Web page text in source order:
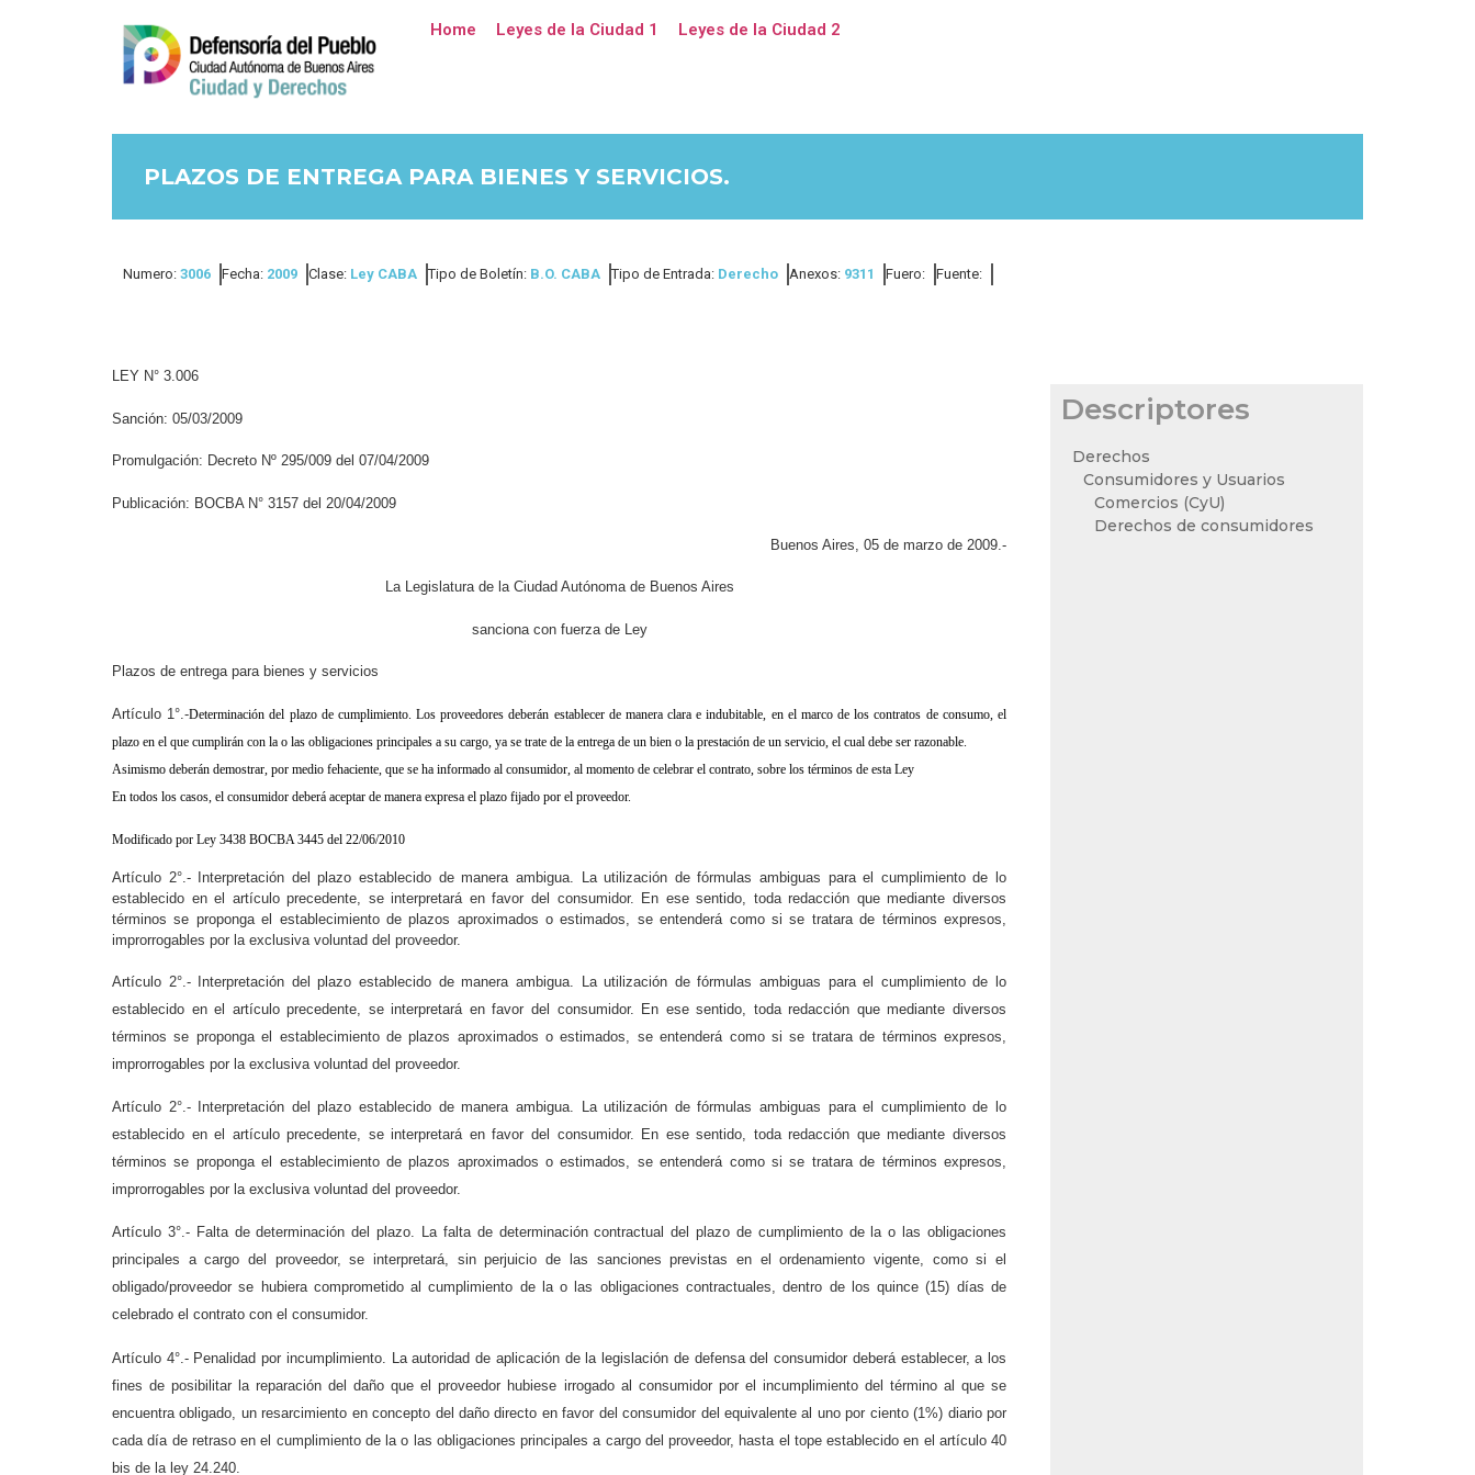
Home Leyes de la Ciudad 1 Leyes de la Ciudad 2
PLAZOS DE ENTREGA PARA BIENES Y SERVICIOS.
Numero: 3006 Fecha: 2009 Clase: Ley CABA Tipo de Boletín: B.O. CABA Tipo de Entrada: Derecho Anexos: 9311 Fuero: Fuente:
LEY N° 3.006
Sanción: 05/03/2009
Promulgación: Decreto Nº 295/009 del 07/04/2009
Publicación: BOCBA N° 3157 del 20/04/2009
Buenos Aires, 05 de marzo de 2009.-
La Legislatura de la Ciudad Autónoma de Buenos Aires
sanciona con fuerza de Ley
Plazos de entrega para bienes y servicios
Artículo 1°.-Determinación del plazo de cumplimiento. Los proveedores deberán establecer de manera clara e indubitable, en el marco de los contratos de consumo, el
plazo en el que cumplirán con la o las obligaciones principales a su cargo, ya se trate de la entrega de un bien o la prestación de un servicio, el cual debe ser razonable.
Asimismo deberán demostrar, por medio fehaciente, que se ha informado al consumidor, al momento de celebrar el contrato, sobre los términos de esta Ley
En todos los casos, el consumidor deberá aceptar de manera expresa el plazo fijado por el proveedor.
Modificado por Ley 3438 BOCBA 3445 del 22/06/2010
Artículo 2°.- Interpretación del plazo establecido de manera ambigua. La utilización de fórmulas ambiguas para el cumplimiento de lo
establecido en el artículo precedente, se interpretará en favor del consumidor. En ese sentido, toda redacción que mediante diversos
términos se proponga el establecimiento de plazos aproximados o estimados, se entenderá como si se tratara de términos expresos,
improrrogables por la exclusiva voluntad del proveedor.
Artículo 2°.- Interpretación del plazo establecido de manera ambigua. La utilización de fórmulas ambiguas para el cumplimiento de lo
establecido en el artículo precedente, se interpretará en favor del consumidor. En ese sentido, toda redacción que mediante diversos
términos se proponga el establecimiento de plazos aproximados o estimados, se entenderá como si se tratara de términos expresos,
improrrogables por la exclusiva voluntad del proveedor.
Artículo 2°.- Interpretación del plazo establecido de manera ambigua. La utilización de fórmulas ambiguas para el cumplimiento de lo
establecido en el artículo precedente, se interpretará en favor del consumidor. En ese sentido, toda redacción que mediante diversos
términos se proponga el establecimiento de plazos aproximados o estimados, se entenderá como si se tratara de términos expresos,
improrrogables por la exclusiva voluntad del proveedor.
Artículo 3°.- Falta de determinación del plazo. La falta de determinación contractual del plazo de cumplimiento de la o las obligaciones
principales a cargo del proveedor, se interpretará, sin perjuicio de las sanciones previstas en el ordenamiento vigente, como si el
obligado/proveedor se hubiera comprometido al cumplimiento de la o las obligaciones contractuales, dentro de los quince (15) días de
celebrado el contrato con el consumidor.
Artículo 4°.- Penalidad por incumplimiento. La autoridad de aplicación de la legislación de defensa del consumidor deberá establecer, a los
fines de posibilitar la reparación del daño que el proveedor hubiese irrogado al consumidor por el incumplimiento del término al que se
encuentra obligado, un resarcimiento en concepto del daño directo en favor del consumidor del equivalente al uno por ciento (1%) diario por
cada día de retraso en el cumplimiento de la o las obligaciones principales a cargo del proveedor, hasta el tope establecido en el artículo 40
bis de la ley 24.240.
Descriptores
Derechos
Consumidores y Usuarios
Comercios (CyU)
Derechos de consumidores